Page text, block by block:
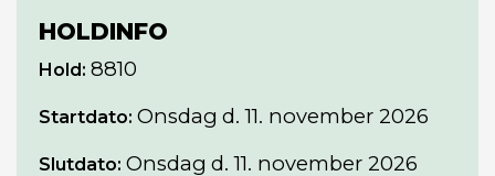
HOLDINFO
Hold: 8810
Startdato: Onsdag d. 11. november 2026
Slutdato: Onsdag d. 11. november 2026